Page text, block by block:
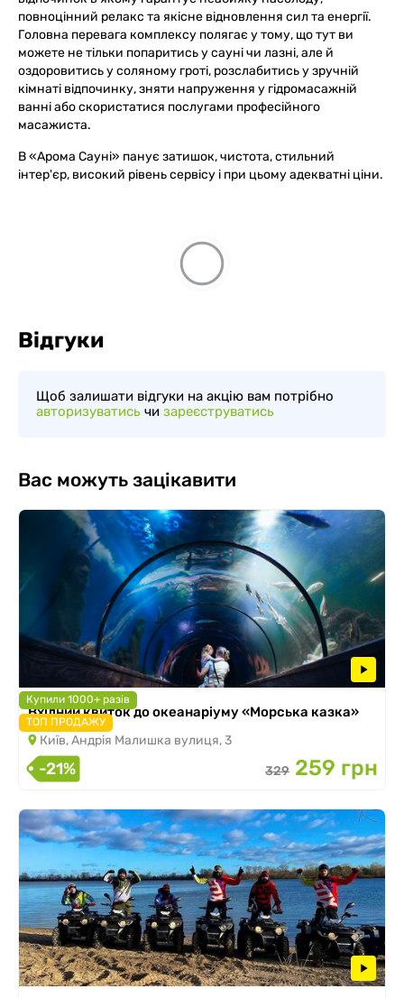
повноцінний релакс та якісне відновлення сил та енергії.
Головна перевага комплексу полягає у тому, що тут ви
можете не тільки попаритись у сауні чи лазні, але й
оздоровитись у соляному гроті, розслабитись у зручній
кімнаті відпочинку, зняти напруження у гідромасажній
ванні або скористатися послугами професійного
масажиста.
В «Арома Сауні» панує затишок, чистота, стильний
інтер'єр, високий рівень сервісу і при цьому адекватні ціни.
Відгуки
Щоб залишати відгуки на акцію вам потрібно
авторизуватись чи зареєструватись
Вас можуть зацікавити
Купили 1000+ разів
ТОП ПРОДАЖУ
Вхідний квиток до океанаріуму «Морська казка»
Київ, Андрія Малишка вулиця, 3
-21% 329 259 грн